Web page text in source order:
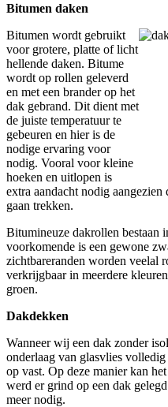
Bitumen daken
Bitumen wordt gebruikt
voor grotere, platte of licht
hellende daken. Bitume
wordt op rollen geleverd
en met een brander op het
dak gebrand. Dit dient met
de juiste temperatuur te
gebeuren en hier is de
nodige ervaring voor
nodig. Vooral voor kleine
hoeken en uitlopen is
extra aandacht nodig
gaan trekken.
Bitumineuze dakrollen bestaan
voorkomende is een gewone
zichtbareranden worden veelal
verkrijgbaar in meerdere
groen.
Dakdekken
Wanneer wij een dak zonder
onderlaag van glasvlies
op vast. Op deze manier kan
werd er grind op een dak
meer nodig.